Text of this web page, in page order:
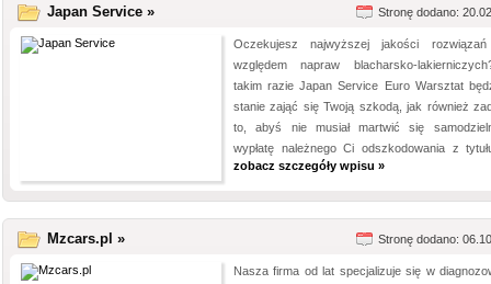
Japan Service » Stronę dodano:
Oczekujesz najwyższej jakości
względem napraw blacharsko-
takim razie Japan Service Euro Warsztat
stanie zająć się Twoją szkodą, jak również
to, abyś nie musiał martwić się
wypłatę należnego Ci odszkodowania z
zobacz szczegóły wpisu »
Mzcars.pl » Stronę dodano:
Nasza firma od lat specjalizuje się w